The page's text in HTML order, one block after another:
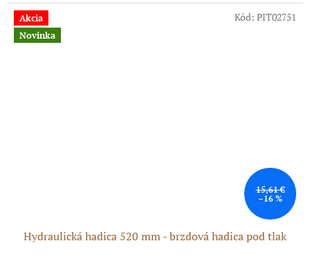
Akcia
Novinka
15,61 €
–16 %
Hydraulická hadica 520 mm - brzdová hadica pod tlak
Kód: PIT02751